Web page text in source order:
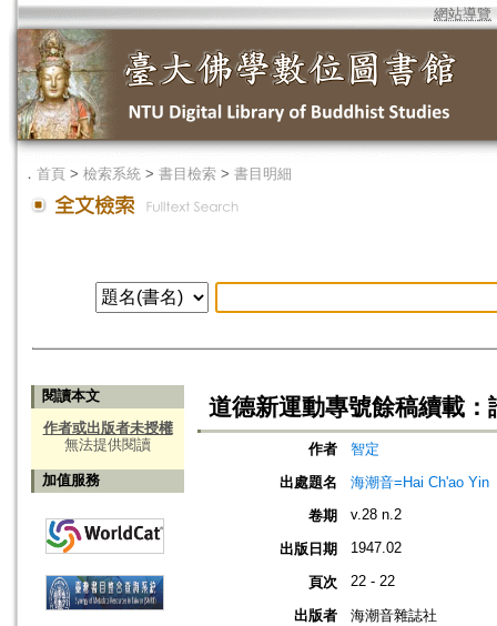
網站導覽
． 首頁 > 檢索系統 > 書目檢索 > 書目明細
閱讀本文
作者或出版者未授權
無法提供閱讀
加值服務
道德新運動專號餘稿續載
作者
智定
出處題名
海潮音=Hai Ch'ao Yin
卷期
v.28 n.2
出版日期 1947.02
頁次 22 - 22
出版者
海潮音雜誌社